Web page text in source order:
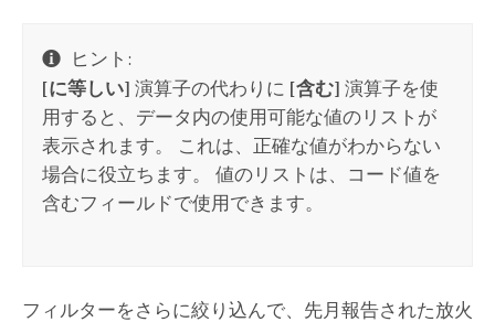
ヒント:
[に等しい] 演算子の代わりに [含む] 演算子を使
用すると、データ内の使用可能な値のリストが
表示されます。 これは、正確な値がわからない
場合に役立ちます。 値のリストは、コード値を
含むフィールドで使用できます。
フィルターをさらに絞り込んで、先月報告された放火